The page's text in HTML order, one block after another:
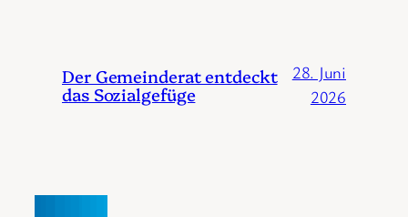
Der Gemeinderat entdeckt
das Sozialgefüge
28. Juni
2026